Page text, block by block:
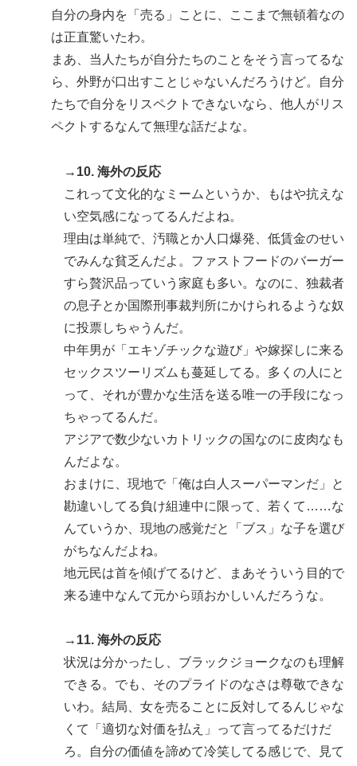
自分の身内を「売る」ことに、ここまで無頓着なの
は正直驚いたわ。
まあ、当人たちが自分たちのことをそう言ってるな
ら、外野が口出すことじゃないんだろうけど。自分
たちで自分をリスペクトできないなら、他人がリス
ペクトするなんて無理な話だよな。
→10. 海外の反応
これって文化的なミームというか、もはや抗えな
い空気感になってるんだよね。
理由は単純で、汚職とか人口爆発、低賃金のせい
でみんな貧乏んだよ。ファストフードのバーガー
すら贅沢品っていう家庭も多い。なのに、独裁者
の息子とか国際刑事裁判所にかけられるような奴
に投票しちゃうんだ。
中年男が「エキゾチックな遊び」や嫁探しに来る
セックスツーリズムも蔓延してる。多くの人にと
って、それが豊かな生活を送る唯一の手段になっ
ちゃってるんだ。
アジアで数少ないカトリックの国なのに皮肉なも
んだよな。
おまけに、現地で「俺は白人スーパーマンだ」と
勘違いしてる負け組連中に限って、若くて……な
んていうか、現地の感覚だと「ブス」な子を選び
がちなんだよね。
地元民は首を傾げてるけど、まあそういう目的で
来る連中なんて元から頭おかしいんだろうな。
→11. 海外の反応
状況は分かったし、ブラックジョークなのも理解
できる。でも、そのプライドのなさは尊敬できな
いわ。結局、女を売ることに反対してるんじゃな
くて「適切な対価を払え」って言ってるだけだ
ろ。自分の価値を諦めて冷笑してる感じで、見て